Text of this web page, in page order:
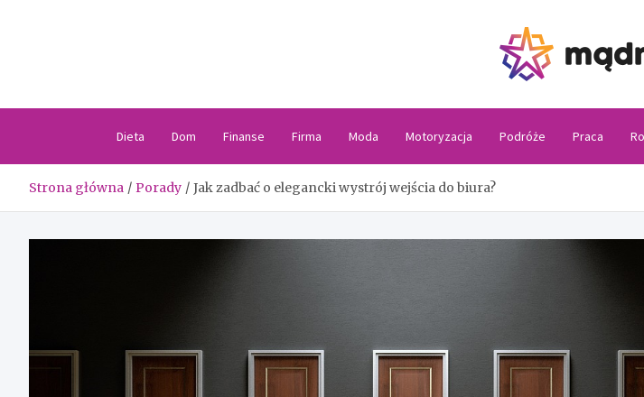
Dieta Dom Finanse Firma Moda Motoryzacja Podróże Praca
Strona główna Porady Jak zadbać o elegancki wystrój wejścia do biura?